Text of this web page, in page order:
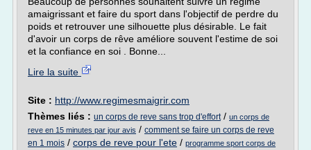
amaigrissant et faire du sport dans l'objectif de perdre du
poids et retrouver une silhouette plus désirable. Le fait
d'avoir un corps de rêve améliore souvent l'estime de soi
et la confiance en soi . Bonne...
Lire la suite
Site : http://www.regimesmaigrir.com
Thèmes liés : un corps de reve sans trop d'effort/ un corps de
reve en 15 minutes par jour avis / comment se faire un corps de reve
en 1 mois / corps de reve pour l'ete / programme sport corps de